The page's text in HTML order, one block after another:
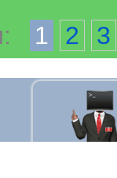
1 2 3